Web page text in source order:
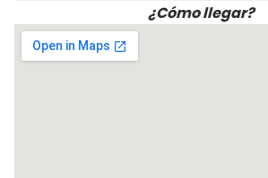
¿Cómo llegar?